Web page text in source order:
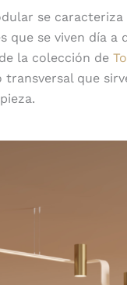
se
que se viven día a
la colección de
que